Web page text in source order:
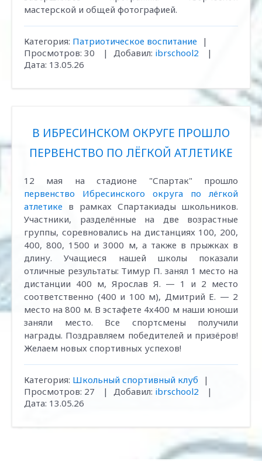
мастерской и общей фотографией.
Категория: Патриотическое воспитание
|
Просмотров: 30 | Добавил: ibrschool2
|
Дата: 13.05.26
В ИБРЕСИНСКОМ ОКРУГЕ ПРОШЛО
ПЕРВЕНСТВО ПО ЛЁГКОЙ АТЛЕТИКЕ
12 мая на стадионе "Спартак" прошло
первенство Ибресинского округа по лёгкой
атлетике в рамках Спартакиады школьников.
Участники, разделённые на две возрастные
группы, соревновались на дистанциях 100, 200,
400, 800, 1500 и 3000 м, а также в прыжках в
длину. Учащиеся нашей школы показали
отличные результаты: Тимур П. занял 1 место на
дистанции 400 м, Ярослав Я. — 1 и 2 место
соответственно (400 и 100 м), Дмитрий Е. — 2
место на 800 м. В эстафете 4х400 м наши юноши
заняли место. Все спортсмены получили
награды. Поздравляем победителей и призёров!
Желаем новых спортивных успехов!
Категория: Школьный спортивный клуб
|
Просмотров: 27 | Добавил: ibrschool2
|
Дата: 13.05.26